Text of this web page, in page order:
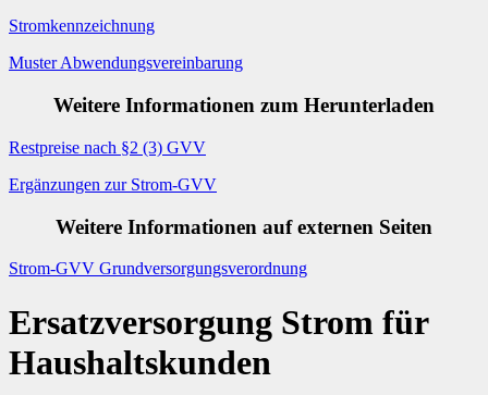
Stromkennzeichnung
Muster Abwendungsvereinbarung
Weitere Informationen zum Herunterladen
Restpreise nach §2 (3) GVV
Ergänzungen zur Strom-GVV
Weitere Informationen auf externen Seiten
Strom-GVV Grundversorgungsverordnung
Ersatzversorgung Strom für
Haushaltskunden